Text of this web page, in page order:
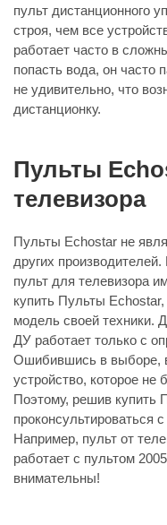
пульт дистанционного
строя, чем все
работает часто в
попасть вода, он часто
не удивительно, что
дистанционку.
Пульты
телевизора
Пульты Echostar не
других
пульт для телевизора
купить Пульты
модель своей техники.
ДУ работает только с
Ошибившись в выборе,
устройство, которое не
Поэтому, решив купить
проконсультироваться
Например, пульт от
работает с пультом
внимательны!